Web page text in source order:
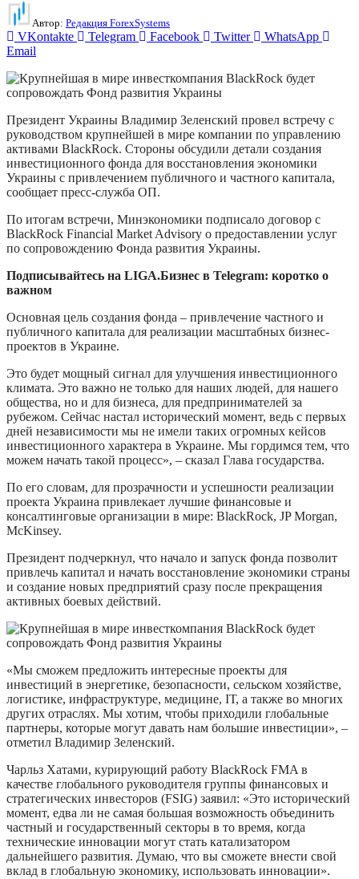
Автор: Редакция ForexSystems
VKontakte Telegram Facebook Twitter
WhatsApp
Email
Президент Украины Владимир Зеленский провел встречу с
руководством крупнейшей в мире компании по управлению
активами BlackRock. Стороны обсудили детали создания
инвестиционного фонда для восстановления экономики
Украины с привлечением публичного и частного капитала,
сообщает пресс-служба ОП.
По итогам встречи, Минэкономики подписало договор с
BlackRock Financial Market Advisory о предоставлении услуг
по сопровождению Фонда развития Украины.
Подписывайтесь на LIGA.Бизнес в Telegram: коротко о
важном
Основная цель создания фонда – привлечение частного и
публичного капитала для реализации масштабных бизнес-
проектов в Украине.
Это будет мощный сигнал для улучшения инвестиционного
климата. Это важно не только для наших людей, для нашего
общества, но и для бизнеса, для предпринимателей за
рубежом. Сейчас настал исторический момент, ведь с первых
дней независимости мы не имели таких огромных кейсов
инвестиционного характера в Украине. Мы гордимся тем, что
можем начать такой процесс», – сказал Глава государства.
По его словам, для прозрачности и успешности реализации
проекта Украина привлекает лучшие финансовые и
консалтинговые организации в мире: BlackRock, JP Morgan,
McKinsey.
Президент подчеркнул, что начало и запуск фонда позволит
привлечь капитал и начать восстановление экономики страны
и создание новых предприятий сразу после прекращения
активных боевых действий.
«Мы сможем предложить интересные проекты для
инвестиций в энергетике, безопасности, сельском хозяйстве,
логистике, инфраструктуре, медицине, ІТ, а также во многих
других отраслях. Мы хотим, чтобы приходили глобальные
партнеры, которые могут давать нам большие инвестиции», –
отметил Владимир Зеленский.
Чарльз Хатами, курирующий работу BlackRock FMA в
качестве глобального руководителя группы финансовых и
стратегических инвесторов (FSIG) заявил: «Это исторический
момент, едва ли не самая большая возможность объединить
частный и государственный секторы в то время, когда
технические инновации могут стать катализатором
дальнейшего развития. Думаю, что вы сможете внести свой
вклад в глобальную экономику, использовать инновации».